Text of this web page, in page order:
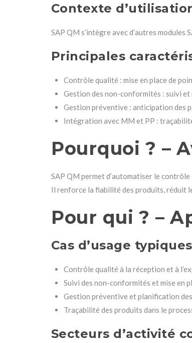
Contexte
SAP QM s’intègre avec d’autres
Principales
Contrôle qualité : mise en place de
Gestion des non-conformités : suivi
Gestion préventive : anticipation des
Intégration avec MM et PP :
Pourquoi ? –
SAP QM permet d’automatiser le
Il renforce la fiabilité des produits, réduit
Pour qui ? –
Cas d’usage typiques
Contrôle qualité à la réception et à
Suivi des non-conformités et mise en
Gestion préventive et planification
Traçabilité des produits dans le
Secteurs d’activité